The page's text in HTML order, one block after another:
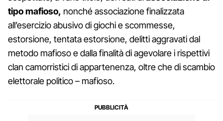
tipo mafioso, nonché associazione finalizzata
all’esercizio abusivo di giochi e scommesse,
estorsione, tentata estorsione, delitti aggravati dal
metodo mafioso e dalla finalità di agevolare i rispettivi
clan camorristici di appartenenza, oltre che di scambio
elettorale politico – mafioso.